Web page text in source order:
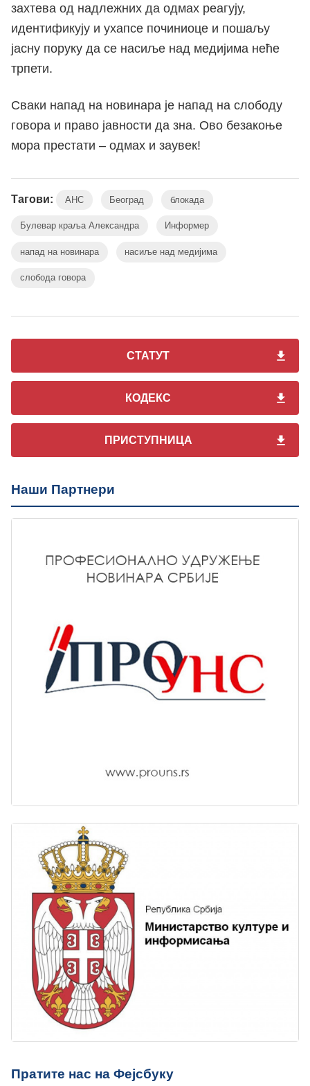
захтева од надлежних да одмах реагују,
идентификују и ухапсе починиоце и пошаљу
јасну поруку да се насиље над медијима неће
трпети.
Сваки напад на новинара је напад на слободу
говора и право јавности да зна. Ово безакоње
мора престати – одмах и заувек!
Тагови: АНС Београд блокада
Булевар краља Александра Информер
напад на новинара насиље над медијима
слобода говора
СТАТУТ
КОДЕКС
ПРИСТУПНИЦА
Наши Партнери
Пратите нас на Фејсбуку